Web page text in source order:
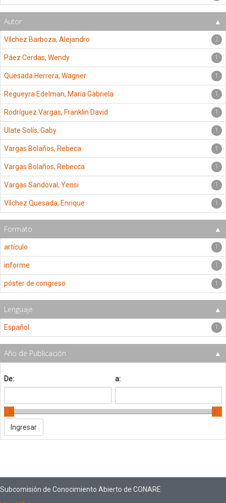
Autor
Vílchez Barboza, Alejandro 2
Páez Cerdas, Wendy 1
Quesada Herrera, Wagner 1
Regueyra Edelman, María Gabriela 1
Rodríguez Vargas, Franklin David 1
Ulate Solís, Gaby 1
Vargas Bolaños, Rebeca 1
Vargas Bolaños, Rebecca 1
Vargas Sandoval, Yensi 1
Vílchez Quesada, Enrique 1
Formato
artículo 1
informe 1
póster de congreso 1
Lenguaje
Español 1
Año de Publicación
De: a:
Subcomisión de Conocimiento Abierto de CONARE